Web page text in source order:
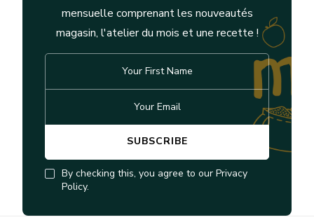
mensuelle comprenant les nouveautés
magasin, l'atelier du mois et une recette !
By checking this, you agree to our Privacy
Policy.